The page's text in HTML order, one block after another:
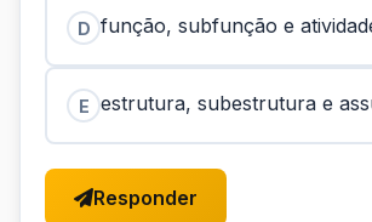
D função, subfunção e
E estrutura, subestrutura e
Responder